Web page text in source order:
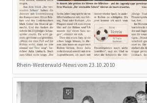
Rhein-Westerwald-News vom 23.10.2010